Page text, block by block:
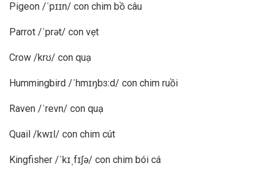
Pigeon /ˈpɪɪn/ con chim bồ câu
Parrot /ˈprət/ con vẹt
Crow /krʊ/ con quạ
Hummingbird /ˈhmɪŋbɜːd/ con chim ruồi
Raven /ˈrevn/ con quạ
Quail /kwɪl/ con chim cút
Kingfisher /ˈkɪˌfɪʃə/ con chim bói cá